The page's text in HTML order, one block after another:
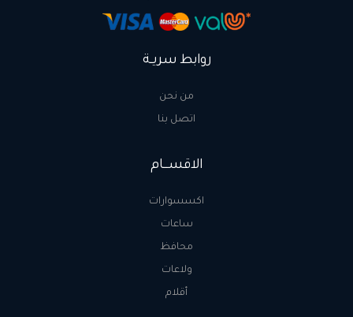
روابط سريــة
من نحن
اتصل بنا
الاقســـام
اكسسوارات
ساعات
محافظ
ولاعات
أقلام